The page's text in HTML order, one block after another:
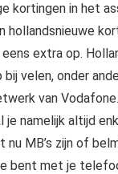
kortingen in het
hollandsnieuwe
extra op.
velen, onder
van
je namelijk altijd
MB’s zijn of
bent met je